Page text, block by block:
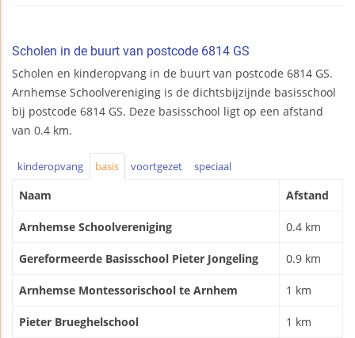
Scholen in de buurt van postcode 6814 GS
Scholen en kinderopvang in de buurt van postcode 6814 GS.
Arnhemse Schoolvereniging is de dichtsbijzijnde basisschool
bij postcode 6814 GS. Deze basisschool ligt op een afstand
van 0.4 km.
kinderopvang basis voortgezet speciaal
Naam Afstand
Arnhemse Schoolvereniging 0.4 km
Gereformeerde Basisschool Pieter Jongeling 0.9 km
Arnhemse Montessorischool te Arnhem 1 km
Pieter Brueghelschool 1 km